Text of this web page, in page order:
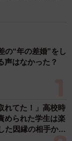
の“年の差婚”をし
声はなかった？
れてた！」高校時
られた学生は楽
因縁の相手から